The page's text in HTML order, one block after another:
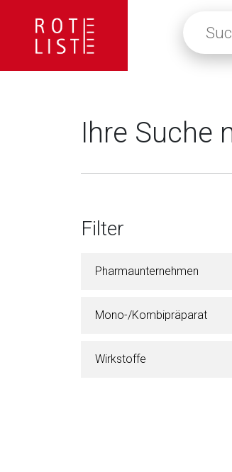
eingeben
oder
klicken,
Ihre Suche
Filter
Pharmaunternehmen
Mono-/Kombipräparat
Wirkstoffe